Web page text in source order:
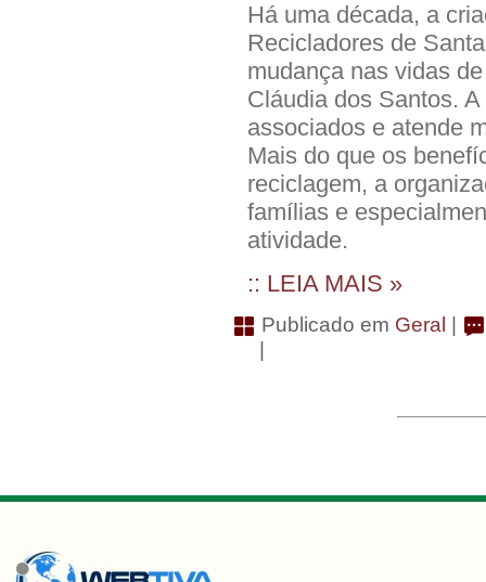
Há uma década, a
Recicladores de
mudança nas vidas
Cláudia dos Santos.
associados e atende
Mais do que os
reciclagem, a
famílias e
atividade.
:: LEIA MAIS »
Publicado em Geral